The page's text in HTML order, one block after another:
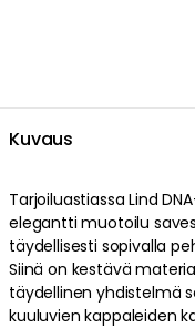
Kuvaus
Tarjoiluastiassa Lind
elegantti muotoilu
täydellisesti sopivalla
Siinä on kestävä
täydellinen yhdistelmä
kuuluvien kappaleiden